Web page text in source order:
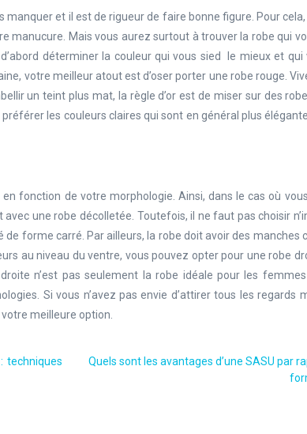
et il est de rigueur de faire bonne figure. Pour
manucure. Mais vous aurez surtout à trouver la robe qui
déterminer la couleur qui vous sied le mieux et
votre meilleur atout est d’oser porter une robe rouge.
un teint plus mat, la règle d’or est de miser sur des
les couleurs claires qui sont en général plus
fonction de votre morphologie. Ainsi, dans le cas où
une robe décolletée. Toutefois, il ne faut pas choisir
forme carré. Par ailleurs, la robe doit avoir des manches
au niveau du ventre, vous pouvez opter pour une robe
n’est pas seulement la robe idéale pour les
Si vous n’avez pas envie d’attirer tous les regards
meilleure option.
techniques
Quels sont les avantages d’une SASU par